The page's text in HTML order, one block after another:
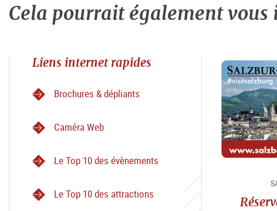
Cela pourrait également vous
Liens internet rapides
Brochures & dépliants
Caméra Web
Le Top 10 des évènements
Le Top 10 des attractions